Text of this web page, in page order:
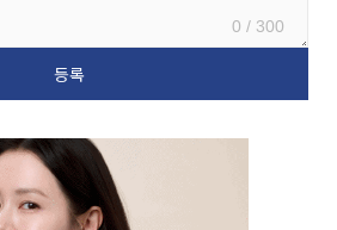
0 / 300